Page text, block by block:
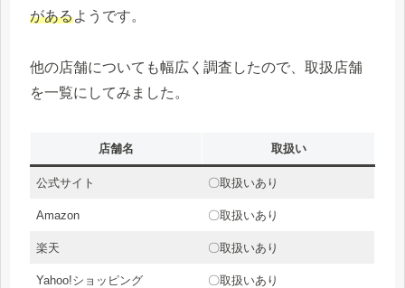
があるようです。
他の店舗についても幅広く調査したので、取扱店舗
を一覧にしてみました。
店舗名 取扱い
公式サイト 〇取扱いあり
Amazon 〇取扱いあり
楽天 〇取扱いあり
Yahoo!ショッピング 〇取扱いあり